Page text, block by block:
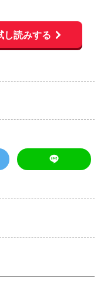
し読みする